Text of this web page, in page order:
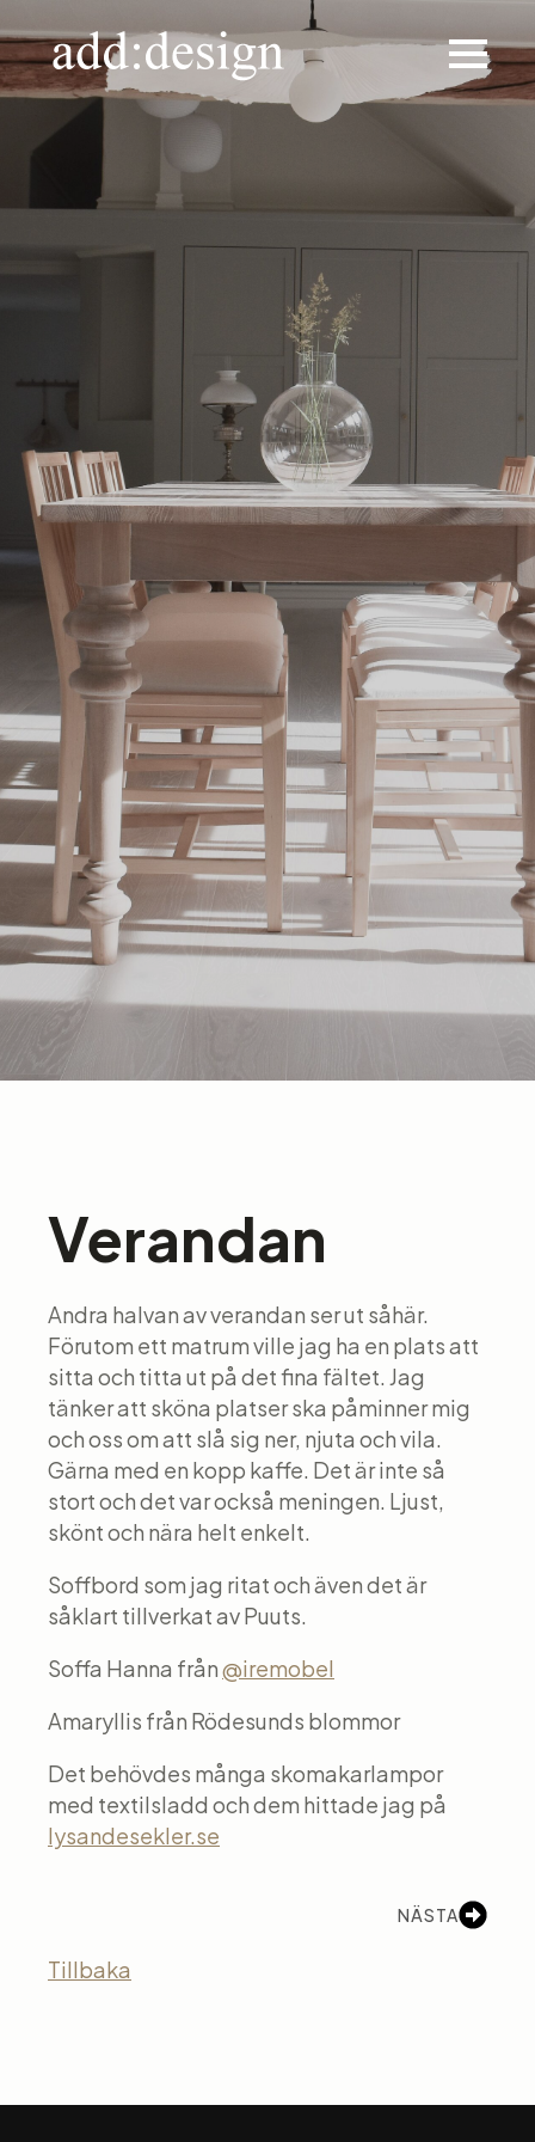
Verandan
Andra halvan av verandan ser ut såhär.
Förutom ett matrum ville jag ha en plats att
sitta och titta ut på det fina fältet. Jag
tänker att sköna platser ska påminner mig
och oss om att slå sig ner, njuta och vila.
Gärna med en kopp kaffe. Det är inte så
stort och det var också meningen. Ljust,
skönt och nära helt enkelt.
Soffbord som jag ritat och även det är
såklart tillverkat av Puuts.
Soffa Hanna från@iremobel
Amaryllis från Rödesunds blommor
Det behövdes många skomakarlampor
med textilsladd och dem hittade jag på
lysandesekler.se
NÄSTA
Tillbaka